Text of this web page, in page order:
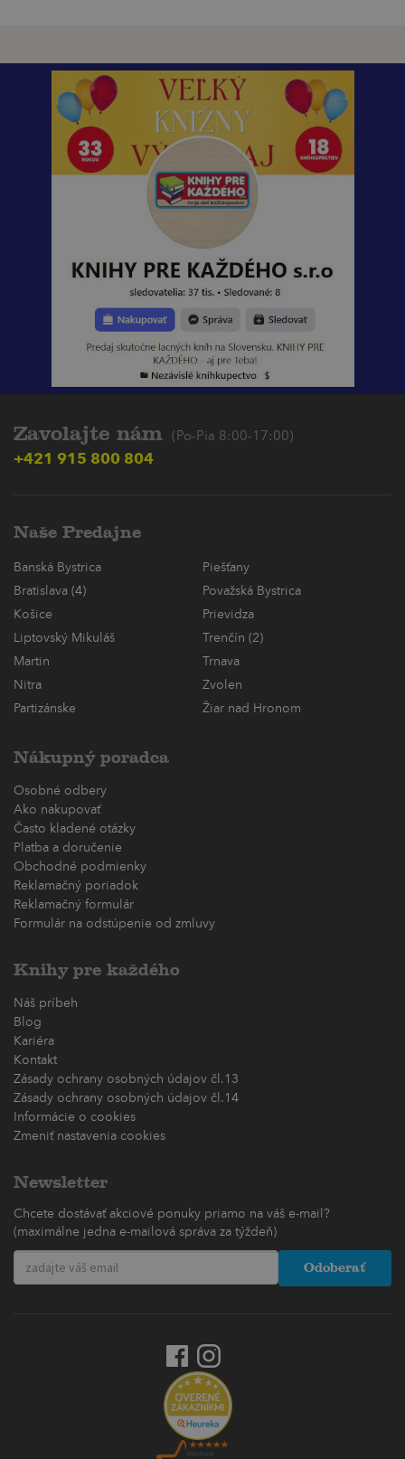
Zavolajte nám (Po-Pia 8:00-17:00)
+421 915 800 804
Naše Predajne
Banská Bystrica
Piešťany
Bratislava (4)
Považská Bystrica
Košice
Prievidza
Liptovský Mikuláš
Trenčín (2)
Martin
Trnava
Nitra
Zvolen
Partizánske
Žiar nad Hronom
Nákupný poradca
Osobné odbery
Ako nakupovať
Často kladené otázky
Platba a doručenie
Obchodné podmienky
Reklamačný poriadok
Reklamačný formulár
Formulár na odstúpenie od zmluvy
Knihy pre každého
Náš príbeh
Blog
Kariéra
Kontakt
Zásady ochrany osobných údajov čl.13
Zásady ochrany osobných údajov čl.14
Informácie o cookies
Zmeniť nastavenia cookies
Newsletter
Chcete dostávať akciové ponuky priamo na váš e-mail?
(maximálne jedna e-mailová správa za týždeň)
Odoberať